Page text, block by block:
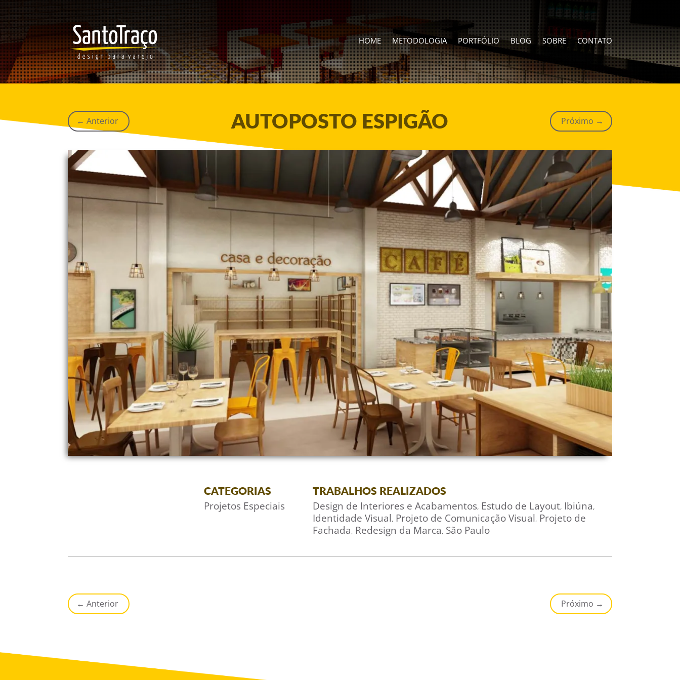
HOME METODOLOGIA PORTFÓLIO BLOG SOBRE CONTATO
←Anterior AUTOPOSTO ESPIGÃO Próximo →
CATEGORIAS
Projetos Especiais
TRABALHOS REALIZADOS
Design de Interiores e Acabamentos, Estudo de Layout, Ibiúna,
Identidade Visual, Projeto de Comunicação Visual, Projeto de
Fachada, Redesign da Marca, São Paulo
←Anterior Próximo →